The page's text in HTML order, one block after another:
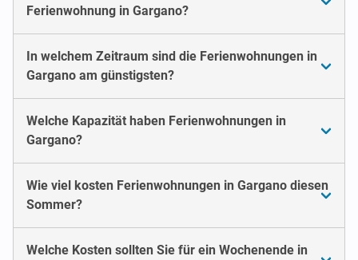
Ferienwohnung in Gargano?
In welchem Zeitraum sind die Ferienwohnungen in
Gargano am günstigsten?
Welche Kapazität haben Ferienwohnungen in
Gargano?
Wie viel kosten Ferienwohnungen in Gargano diesen
Sommer?
Welche Kosten sollten Sie für ein Wochenende in